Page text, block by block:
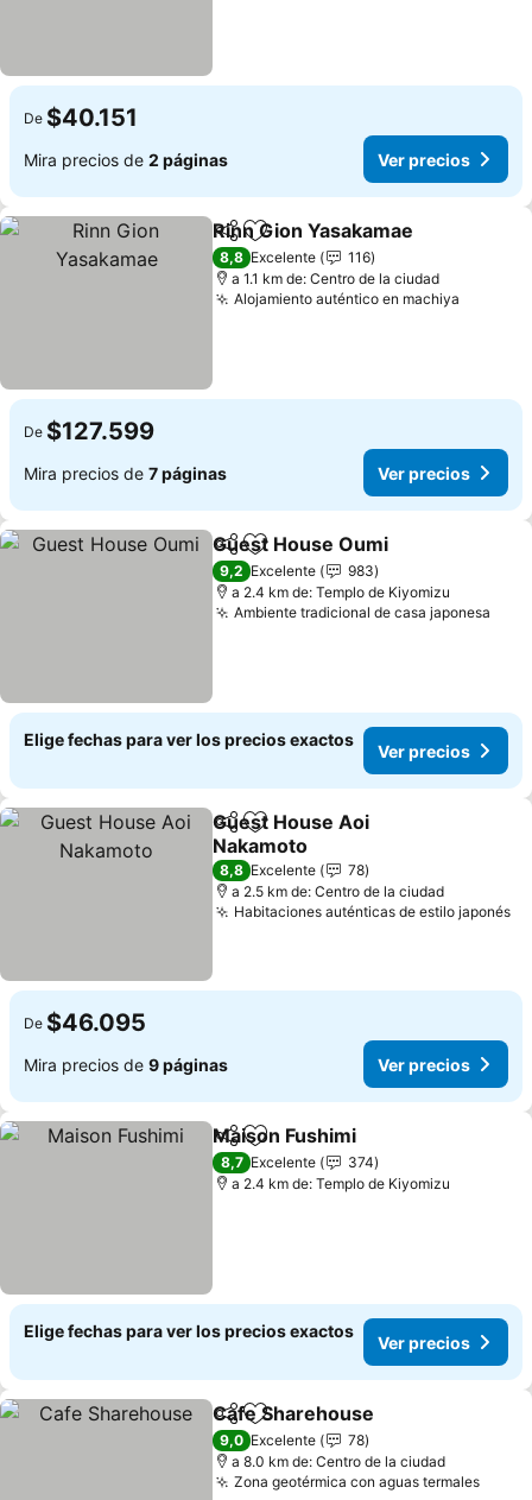
De $40.151
Mira precios de 2 páginas Ver precios
CompartirAgregar a favoritos
Rinn Gion Yasakamae
8,8 Excelente
116
a 1.1 km de: Centro de la ciudad
Alojamiento auténtico en machiya
De $127.599
Mira precios de 7 páginas Ver precios
CompartirAgregar a favoritos
Guest House Oumi
9,2 Excelente
983
a 2.4 km de: Templo de Kiyomizu
Ambiente tradicional de casa japonesa
Elige fechas para ver los precios exactos
Ver precios
CompartirAgregar a favoritos
Guest House Aoi
Nakamoto
8,8 Excelente
78
a 2.5 km de: Centro de la ciudad
Habitaciones auténticas de estilo japonés
De $46.095
Mira precios de 9 páginas Ver precios
CompartirAgregar a favoritos
Maison Fushimi
8,7 Excelente
374
a 2.4 km de: Templo de Kiyomizu
Elige fechas para ver los precios exactos
Ver precios
CompartirAgregar a favoritos
Cafe Sharehouse
9,0 Excelente
78
a 8.0 km de: Centro de la ciudad
Zona geotérmica con aguas termales